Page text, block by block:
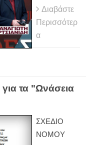
Διαβάστε
Περισσότερ
α
για τα "Ωνάσεια
ΣΧΕΔΙΟ
ΝΟΜΟΥ